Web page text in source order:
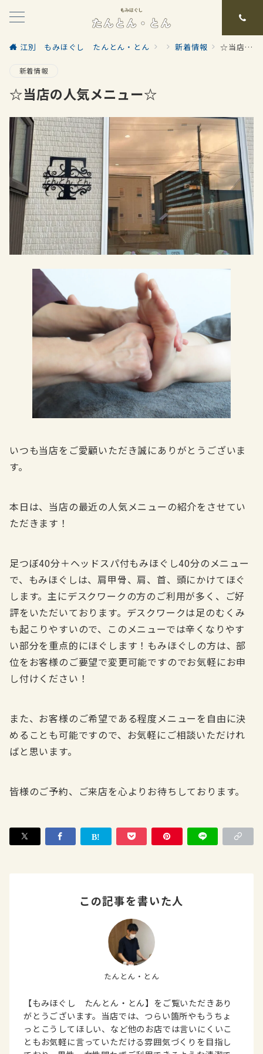
江別 もみほぐし たんとん・とん 新着情報 ☆当店の人気メニュー☆
新着情報
☆当店の人気メニュー☆
いつも当店をご愛顧いただき誠にありがとうございま
す。
本日は、当店の最近の人気メニューの紹介をさせてい
ただきます！
足つぼ40分＋ヘッドスパ付もみほぐし40分のメニュー
で、もみほぐしは、肩甲骨、肩、首、頭にかけてほぐ
します。主にデスクワークの方のご利用が多く、ご好
評をいただいております。デスクワークは足のむくみ
も起こりやすいので、このメニューでは辛くなりやす
い部分を重点的にほぐします！もみほぐしの方は、部
位をお客様のご要望で変更可能ですのでお気軽にお申
し付けください！
また、お客様のご希望である程度メニューを自由に決
めることも可能ですので、お気軽にご相談いただけれ
ばと思います。
皆様のご予約、ご来店を心よりお待ちしております。
この記事を書いた人
たんとん・とん
【もみほぐし たんとん・とん】をご覧いただきあり
がとうございます。当店では、つらい箇所やもうちょ
っとこうしてほしい、など他のお店では言いにくいこ
ともお気軽に言っていただける雰囲気づくりを目指し